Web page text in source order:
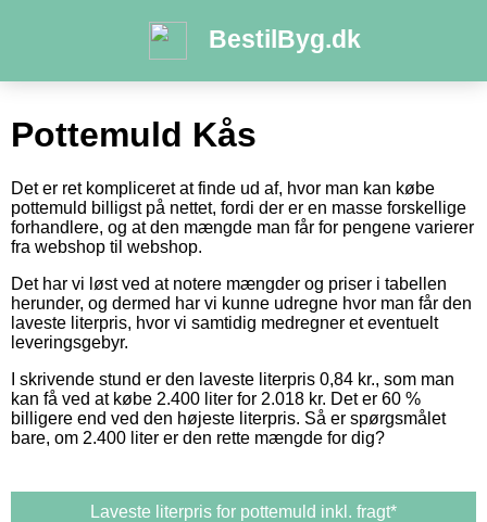
BestilByg.dk
Pottemuld Kås
Det er ret kompliceret at finde ud af, hvor man kan købe
pottemuld billigst på nettet, fordi der er en masse forskellige
forhandlere, og at den mængde man får for pengene varierer
fra webshop til webshop.
Det har vi løst ved at notere mængder og priser i tabellen
herunder, og dermed har vi kunne udregne hvor man får den
laveste literpris, hvor vi samtidig medregner et eventuelt
leveringsgebyr.
I skrivende stund er den laveste literpris 0,84 kr., som man
kan få ved at købe 2.400 liter for 2.018 kr. Det er 60 %
billigere end ved den højeste literpris. Så er spørgsmålet
bare, om 2.400 liter er den rette mængde for dig?
Laveste literpris for pottemuld inkl. fragt*